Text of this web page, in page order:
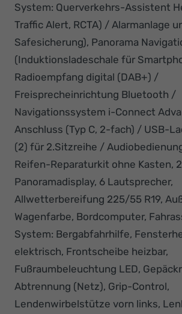
System: Querverkehrs-Assistent
Traffic Alert, RCTA) / Alarmanlage
Safesicherung), Panorama
(Induktionsladeschale für
Radioempfang digital (DAB+) /
Freisprecheinrichtung Bluetooth /
Navigationssystem i-Connect
Anschluss (Typ C, 2-fach) / USB-
(2) für 2.Sitzreihe /
Reifen-Reparaturkit ohne Kasten,
Panoramadisplay, 6 Lautsprecher,
Allwetterbereifung 225/55 R19,
Wagenfarbe, Bordcomputer,
System: Bergabfahrhilfe,
elektrisch, Frontscheibe heizbar,
Fußraumbeleuchtung LED,
Abtrennung (Netz), Grip-Control,
Lendenwirbelstütze vorn links,